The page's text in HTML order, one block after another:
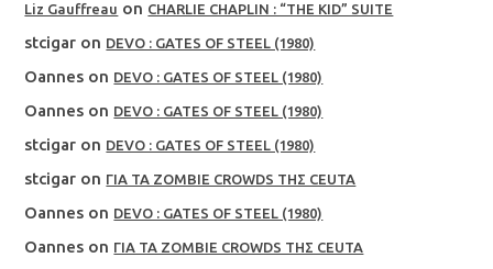
Liz Gauffreau on CHARLIE CHAPLIN : “THE KID” SUITE
stcigar on DEVO : GATES OF STEEL (1980)
Oannes on DEVO : GATES OF STEEL (1980)
Oannes on DEVO : GATES OF STEEL (1980)
stcigar on DEVO : GATES OF STEEL (1980)
stcigar on ΓΙΑ ΤΑ ZOMBIE CROWDS ΤΗΣ CEUTA
Oannes on DEVO : GATES OF STEEL (1980)
Oannes on ΓΙΑ ΤΑ ZOMBIE CROWDS ΤΗΣ CEUTA